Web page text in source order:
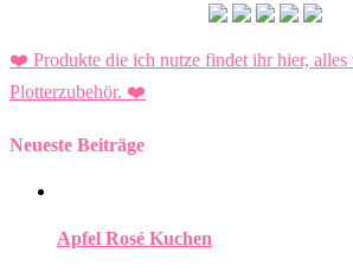
❤️ Produkte die ich nutze findet ihr hier, alles
Plotterzubehör. ❤️
Neueste Beiträge
Apfel Rosé Kuchen